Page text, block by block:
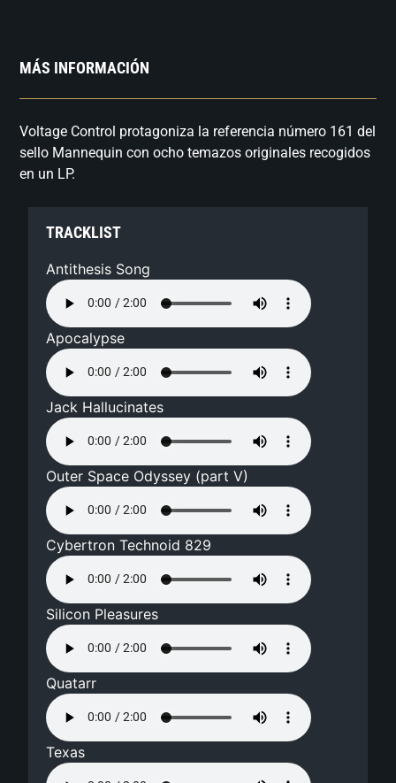
MÁS INFORMACIÓN
Voltage Control protagoniza la referencia número 161 del
sello Mannequin con ocho temazos originales recogidos
en un LP.
TRACKLIST
Antithesis Song
Apocalypse
Jack Hallucinates
Outer Space Odyssey (part V)
Cybertron Technoid 829
Silicon Pleasures
Quatarr
Texas